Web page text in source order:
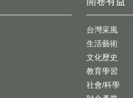
台灣采風
生活藝術
文化歷史
教育學習
社會/科學